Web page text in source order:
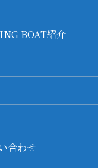
BOAT紹介
合わせ